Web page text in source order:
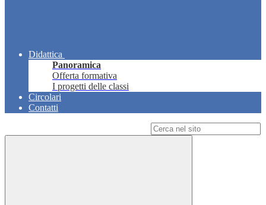
Didattica
Panoramica
Offerta formativa
I progetti delle classi
Circolari
Contatti